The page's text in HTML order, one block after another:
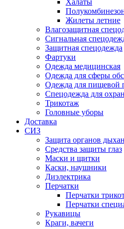
Халаты
Жилеты летние
Влагозащитная
Сигнальная
Защитная спецодежда
Фартуки
Одежда медицинская
Одежда для сферы
Одежда для пищевой
Спецодежда для
Трикотаж
Головные уборы
Доставка
СИЗ
Защита органов
Средства защиты глаз
Маски и щитки
Каски, наушники
Диэлектрика
Перчатки
Перчатки
Перчатки
Рукавицы
Краги, вачеги